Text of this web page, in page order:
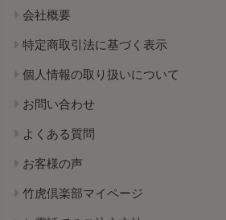
会社概要
特定商取引法に基づく表示
個人情報の取り扱いについて
お問い合わせ
よくある質問
お客様の声
竹虎倶楽部マイページ